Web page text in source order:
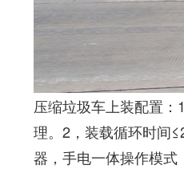
压缩垃圾车上装配置
理。2，装载循环时间
器，手电一体操作模